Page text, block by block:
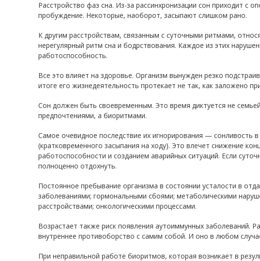
Расстройство фаз сна. Из-за рассинхронизации сон приходит с
пробуждение. Некоторые, наоборот, засыпают слишком рано.
К другим расстройствам, связанным с суточными ритмами,
нерегулярный ритм сна и бодрствования. Каждое из этих
работоспособность.
Все это влияет на здоровье. Организм вынужден резко
итоге его жизнедеятельность протекает не так, как заложено
Сон должен быть своевременным. Это время диктуется не
предпочтениями, а биоритмами.
Самое очевидное последствие их игнорирования — сонливость
(кратковременного засыпания на ходу). Это влечет снижение
работоспособности и созданием аварийных ситуаций. Если
полноценно отдохнуть.
Постоянное пребывание организма в состоянии усталости в
заболеваниями; гормональными сбоями; метаболическими
расстройствами; онкологическими процессами.
Возрастает также риск появления аутоиммунных заболеваний.
внутреннее противоборство с самим собой. И оно в любом
При неправильной работе биоритмов, которая возникает в